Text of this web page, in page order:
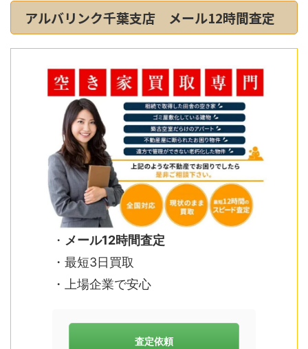
アルバリンク千葉支店 メール12時間査定
・ メール12時間査定
・最短3日買取
・上場企業で安心
査定依頼